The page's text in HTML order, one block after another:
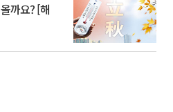
까요? [해